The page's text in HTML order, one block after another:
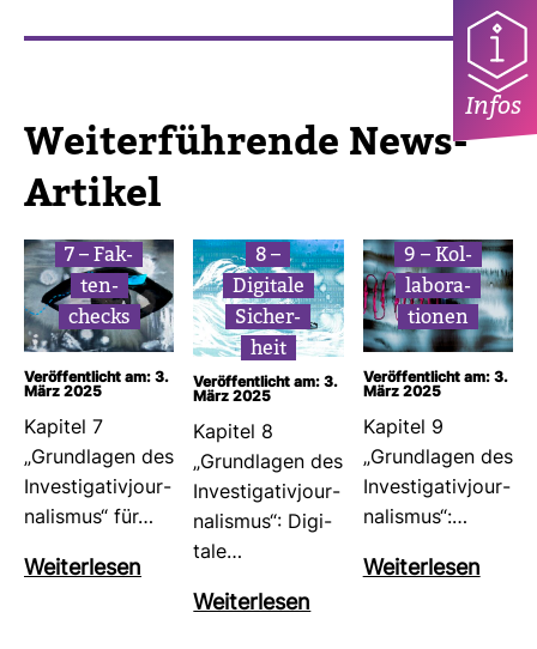
Wei­ter­füh­rende News-​
Artikel
7 – Fak­
ten­
checks
Veröffentlicht am: 3.
März 2025
Kapitel 7
„Grund­lagen des
Inves­ti­ga­ti­vjour­
na­lismus“ für…
Wei­ter­lesen
8 –
Digi­tale
Sicher­
heit
Veröffentlicht am: 3.
März 2025
Kapitel 8
„Grund­lagen des
Inves­ti­ga­ti­vjour­
na­lismus“: Digi­
tale…
Wei­ter­lesen
9 – Kol­
la­bo­ra­
tionen
Veröffentlicht am: 3.
März 2025
Kapitel 9
„Grund­lagen des
Inves­ti­ga­ti­vjour­
na­lismus“:…
Wei­ter­lesen
Infos